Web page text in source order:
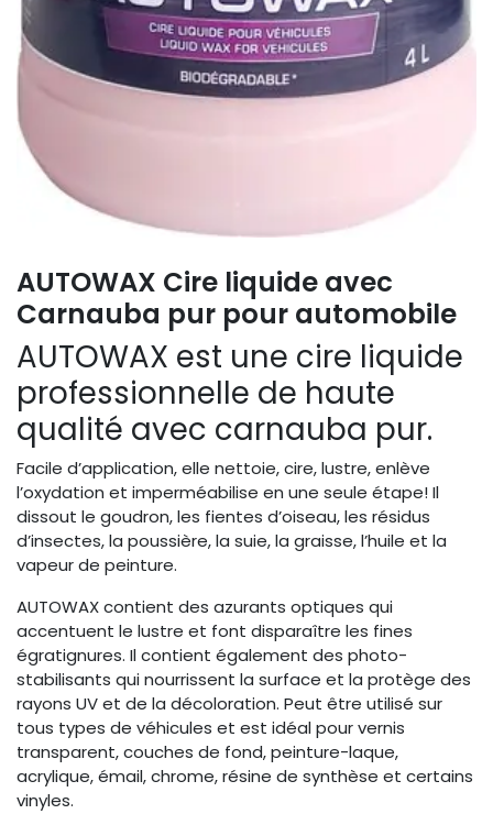
AUTOWAX Cire liquide avec
Carnauba pur pour automobile
AUTOWAX est une cire liquide
professionnelle de haute
qualité avec carnauba pur.
Facile d’application, elle nettoie, cire, lustre, enlève
l’oxydation et imperméabilise en une seule étape! Il
dissout le goudron, les fientes d’oiseau, les résidus
d’insectes, la poussière, la suie, la graisse, l’huile et la
vapeur de peinture.
AUTOWAX contient des azurants optiques qui
accentuent le lustre et font disparaître les fines
égratignures. Il contient également des photo-
stabilisants qui nourrissent la surface et la protège des
rayons UV et de la décoloration. Peut être utilisé sur
tous types de véhicules et est idéal pour vernis
transparent, couches de fond, peinture-laque,
acrylique, émail, chrome, résine de synthèse et certains
vinyles.